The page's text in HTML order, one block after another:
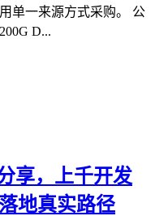
单一来源方式采购。 公
D...
享，上千开发
地真实路径